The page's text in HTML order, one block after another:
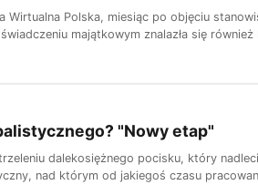
Polska, miesiąc po objęciu
majątkowym znalazła się
"Nowy etap"
dalekosiężnego pocisku, który
nad którym od jakiegoś czasu